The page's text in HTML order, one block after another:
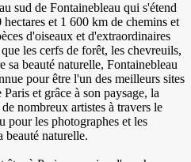
sud de Fontainebleau qui s'étend
et 1 600 km de chemins et
d'oiseaux et d'extraordinaires
les cerfs de forêt, les chevreuils,
sa beauté naturelle, Fontainebleau
pour être l'un des meilleurs sites
et grâce à son paysage, la
nombreux artistes à travers le
pour les photographes et les
beauté naturelle.